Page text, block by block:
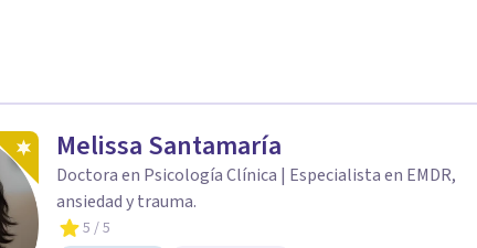
Melissa Santamaría
Doctora en Psicología Clínica | Especialista en EMDR,
ansiedad y trauma.
5 / 5